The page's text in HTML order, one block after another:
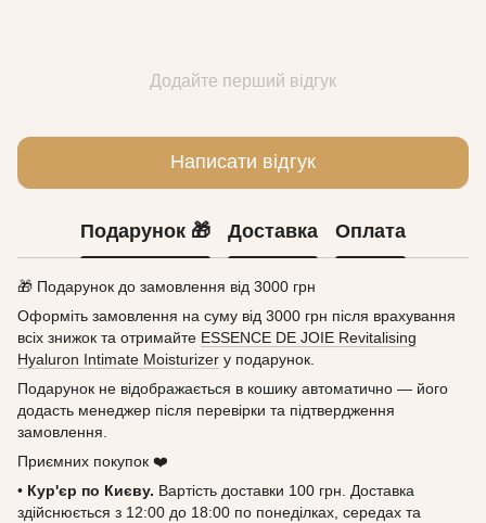
Додайте перший відгук
Написати відгук
Подарунок 🎁 Доставка Оплата
🎁 Подарунок до замовлення від 3000 грн
Оформіть замовлення на суму від 3000 грн після врахування
всіх знижок та отримайте ESSENCE DE JOIE Revitalising
Hyaluron Intimate Moisturizer у подарунок.
Подарунок не відображається в кошику автоматично — його
додасть менеджер після перевірки та підтвердження
замовлення.
Приємних покупок ❤️
• Кур'єр по Києву. Вартість доставки 100 грн. Доставка
здійснюється з 12:00 до 18:00 по понеділках, середах та